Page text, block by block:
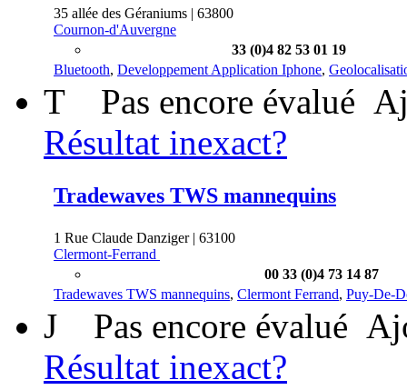
35 allée des Géraniums | 63800
Cournon-d'Auvergne
33 (0)4 82 53 01 19
Bluetooth, Developpement Application Iphone,
T Pas encore évalué
Résultat inexact?
Tradewaves TWS mannequins
1 Rue Claude Danziger | 63100
Clermont-Ferrand
00 33 (0)4 73 14 87
Tradewaves TWS mannequins, Clermont Ferrand, Puy-De-
J Pas encore évalué
Résultat inexact?